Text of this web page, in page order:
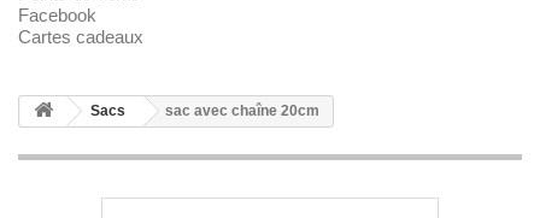
Facebook
Cartes cadeaux
Sacs sac avec chaîne 20cm